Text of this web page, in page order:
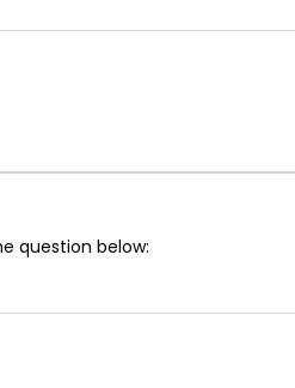
question below: